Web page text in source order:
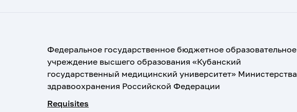
Федеральное государственное бюджетное образовательное
учреждение высшего образования «Кубанский
государственный медицинский университет» Министерства
здравоохранения Российской Федерации
Requisites